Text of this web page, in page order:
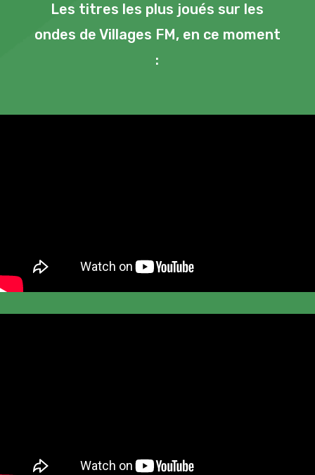
Les titres les plus joués sur les
ondes de Villages FM, en ce moment
: